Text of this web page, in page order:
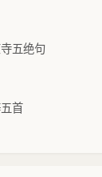
五绝句
首